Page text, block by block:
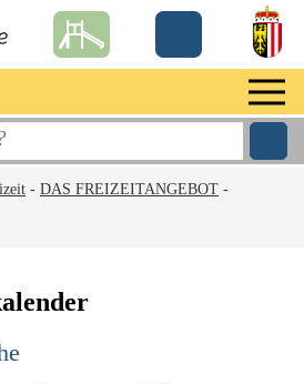
- DAS FREIZEITANGEBOT -